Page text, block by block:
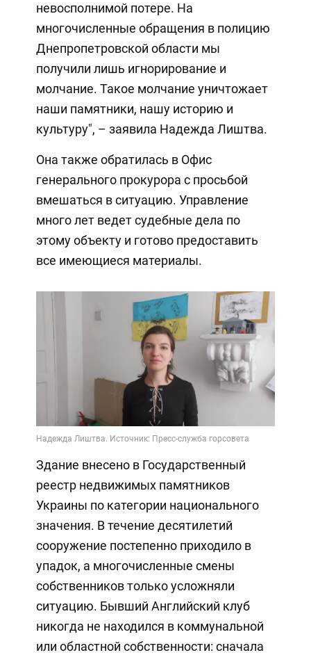
невосполнимой потере. На
многочисленные обращения в полицию
Днепропетровской области мы
получили лишь игнорирование и
молчание. Такое молчание уничтожает
наши памятники, нашу историю и
культуру", – заявила Надежда Лиштва.
Она также обратилась в Офис
генерального прокурора с просьбой
вмешаться в ситуацию. Управление
много лет ведет судебные дела по
этому объекту и готово предоставить
все имеющиеся материалы.
Здание внесено в Государственный
реестр недвижимых памятников
Украины по категории национального
значения. В течение десятилетий
сооружение постепенно приходило в
упадок, а многочисленные смены
собственников только усложняли
ситуацию. Бывший Английский клуб
никогда не находился в коммунальной
или областной собственности: сначала